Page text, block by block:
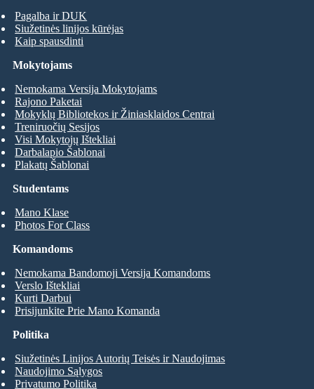
Pagalba ir DUK
Siužetinės linijos kūrėjas
Kaip spausdinti
Studentams
Mano Klase
Photos For Class
Mokytojams
Nemokama Versija Mokytojams
Rajono Paketai
Mokyklų Bibliotekos ir Žiniasklaidos Centrai
Treniruočių Sesijos
Visi Mokytojų Ištekliai
Darbalapio Šablonai
Plakatų Šablonai
Komandoms
Nemokama Bandomoji Versija Komandoms
Verslo Ištekliai
Kurti Darbui
Prisijunkite Prie Mano Komanda
Politika
Siužetinės Linijos Autorių Teisės ir Naudojimas
Naudojimo Sąlygos
Privatumo Politika